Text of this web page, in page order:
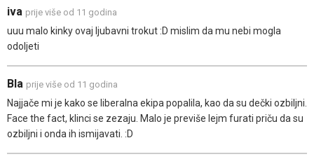
iva prije više od 11 godina
uuu malo kinky ovaj ljubavni trokut :D mislim da mu nebi mogla
odoljeti
Bla prije više od 11 godina
Najjače mi je kako se liberalna ekipa popalila, kao da su dečki ozbiljni.
Face the fact, klinci se zezaju. Malo je previše lejm furati priču da su
ozbiljni i onda ih ismijavati. :D